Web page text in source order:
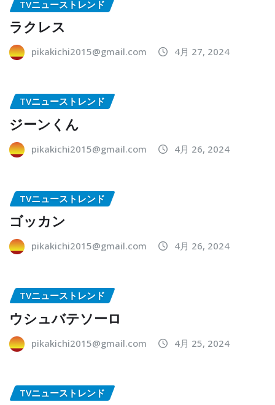
TVニューストレンド
ラクレス
pikakichi2015@gmail.com 4月 27, 2024
TVニューストレンド
ジーンくん
pikakichi2015@gmail.com 4月 26, 2024
TVニューストレンド
ゴッカン
pikakichi2015@gmail.com 4月 26, 2024
TVニューストレンド
ウシュバテソーロ
pikakichi2015@gmail.com 4月 25, 2024
TVニューストレンド